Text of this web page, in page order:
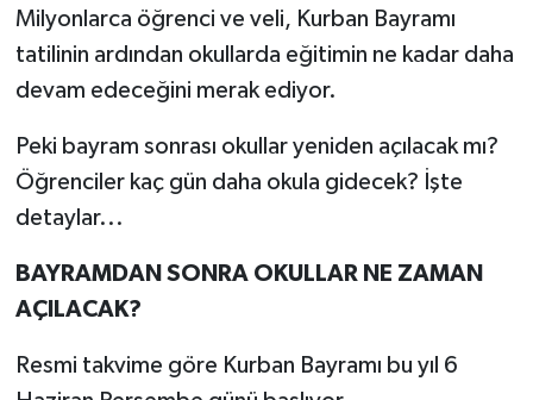
Milyonlarca öğrenci ve veli, Kurban Bayramı
tatilinin ardından okullarda eğitimin ne kadar daha
devam edeceğini merak ediyor.
Peki bayram sonrası okullar yeniden açılacak mı?
Öğrenciler kaç gün daha okula gidecek? İşte
detaylar...
BAYRAMDAN SONRA OKULLAR NE ZAMAN
AÇILACAK?
Resmi takvime göre Kurban Bayramı bu yıl 6